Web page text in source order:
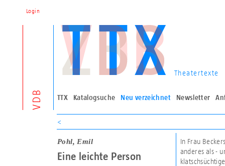
VDB
Theatertexte
TTX Katalogsuche Neu verzeichnet Newsletter
Login
<
Pohl, Emil
Eine leichte Person
In Frau
anderes als -